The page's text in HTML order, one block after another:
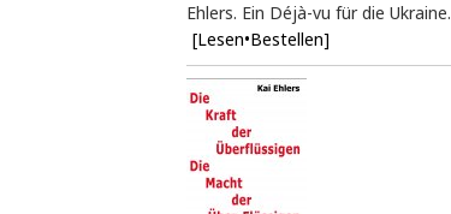
Ehlers. Ein Déjà-vu für die Ukraine.
[Lesen•Bestellen]